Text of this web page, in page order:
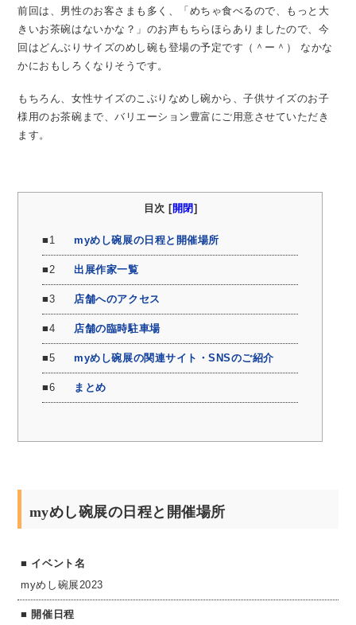
前回は、男性のお客さまも多く、「めちゃ食べるので、もっと大
きいお茶碗はないかな？」のお声もちらほらありましたので、今
回はどんぶりサイズのめし碗も登場の予定です（＾ー＾）
なかな
かにおもしろくなりそうです。
もちろん、女性サイズのこぶりなめし碗から、子供サイズのお子
様用のお茶碗まで、バリエーション豊富にご用意させていただき
ます。
目次 [開閉 ]
1 myめし碗展の日程と開催場所
2 出展作家一覧
3 店舗へのアクセス
4 店舗の臨時駐車場
5 myめし碗展の関連サイト・SNSのご紹介
6 まとめ
myめし碗展の日程と開催場所
イベント名
myめし碗展2023
開催日程